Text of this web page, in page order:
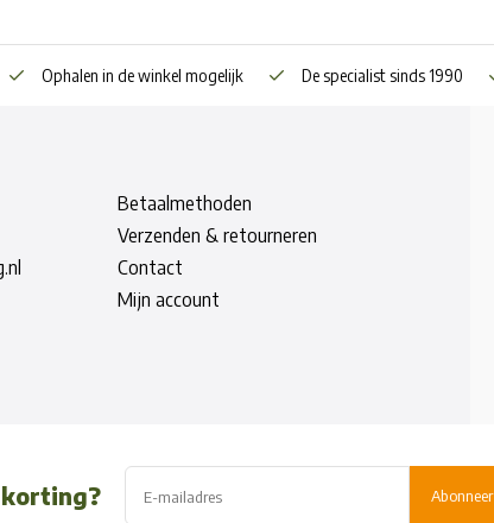
Ophalen in de winkel mogelijk De specialist sinds 1990
Betaalmethoden
Verzenden & retourneren
Contact
Mijn account
Abonneer